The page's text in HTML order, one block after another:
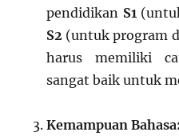
pendidikan S1
S2 (untuk program
harus memiliki
sangat baik untuk
Kemampuan Bahasa: